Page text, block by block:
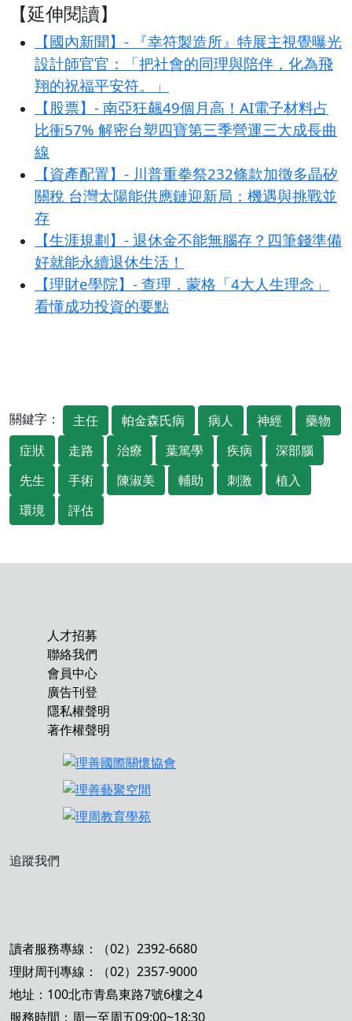
【延伸閱讀】
【國內新聞】- 『幸符製造所』特展主視覺曝光
設計師官官：「把社會的同理與陪伴，化為飛
翔的祝福平安符。」
【股票】- 南亞狂飆49個月高！AI電子材料占
比衝57% 解密台塑四寶第三季營運三大成長曲
線
【資產配置】- 川普重拳祭232條款加徵多晶矽
關稅 台灣太陽能供應鏈迎新局：機遇與挑戰並
存
【生涯規劃】- 退休金不能無腦存？四筆錢準備
好就能永續退休生活！
【理財e學院】- 查理．蒙格「4大人生理念」
看懂成功投資的要點
關鍵字： 主任 帕金森氏病 病人 神經
藥物
症狀
走路 治療 葉篤學 疾病
深部腦
先生
手術 陳淑美 輔助 刺激
植入
環境
評估
人才招募
聯絡我們
會員中心
廣告刊登
隱私權聲明
著作權聲明
追蹤我們
讀者服務專線：（02）2392-6680
理財周刊專線：（02）2357-9000
地址：100北市青島東路7號6樓之4
服務時間：周一至周五09:00~18:30